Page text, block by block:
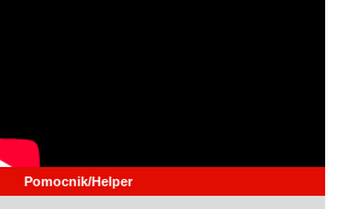
Pomocnik/Helper